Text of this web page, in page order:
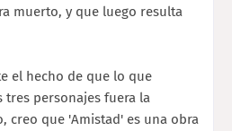
muerto, y que luego resulta
el hecho de que lo que
tres personajes fuera la
creo que 'Amistad' es una obra